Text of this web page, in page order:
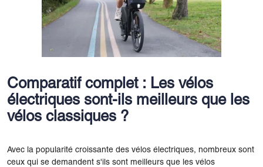
Comparatif complet : Les vélos
électriques sont-ils meilleurs que les
vélos classiques ?
Avec la popularité croissante des vélos électriques, nombreux sont
ceux qui se demandent s'ils sont meilleurs que les vélos